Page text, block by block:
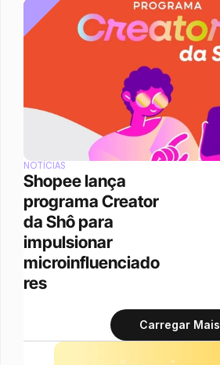
NOTÍCIAS
Shopee lança
programa Creator
da Shô para
impulsionar
microinfluenciado
res
Carregar Mais